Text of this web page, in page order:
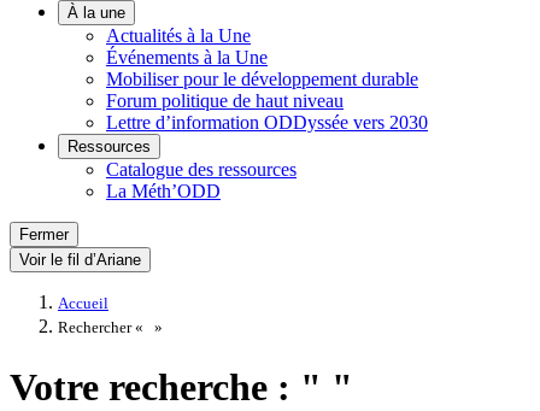
À la une
Actualités à la Une
Événements à la Une
Mobiliser pour le développement durable
Forum politique de haut niveau
Lettre d’information ODDyssée vers 2030
Ressources
Catalogue des ressources
La Méth’ODD
Fermer
Voir le fil d’Ariane
Accueil
Rechercher «
»
Votre recherche : " "